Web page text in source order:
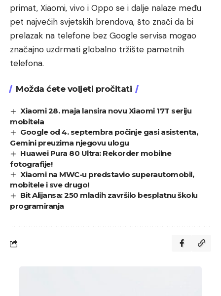
primat, Xiaomi, vivo i Oppo se i dalje nalaze među
pet najvećih svjetskih brendova, što znači da bi
prelazak na telefone bez Google servisa mogao
značajno uzdrmati globalno tržište pametnih
telefona.
Možda ćete voljeti pročitati
Xiaomi 28. maja lansira novu Xiaomi 17T seriju
mobitela
Google od 4. septembra počinje gasi asistenta,
Gemini preuzima njegovu ulogu
Huawei Pura 80 Ultra: Rekorder mobilne
fotografije!
Xiaomi na MWC-u predstavio superautomobil,
mobitele i sve drugo!
Bit Alijansa: 250 mladih završilo besplatnu školu
programiranja